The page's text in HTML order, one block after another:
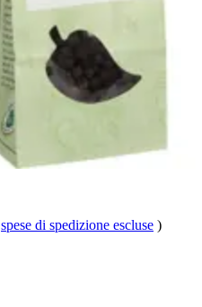
spese di spedizione escluse )